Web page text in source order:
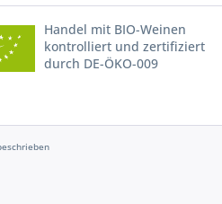
Handel mit BIO-Weinen
kontrolliert und zertifiziert
durch DE-ÖKO-009